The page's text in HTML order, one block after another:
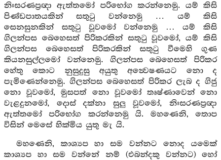
නිඃසරණප්‍රඥා ඇත්තමෝ පරිභෝග කරන්නෙමු. යම් කිසි
පිණ්ඩපාතයකින් සතුටු වන්නෙමු … යම් කිසි
සෙනසුනකින් සතුටු වූවමෝ වන්නෙමු … යම් කිසි
ගිලන්පස බෙහෙසත් පිරිකරකින් සතුටු වූවමෝ, යම් කිසි
ගිලන්පස බෙහෙසත් පිරිකරකින් සතුටු වීමෙහි ගුණ
කියනසුල්ලමෝ වන්නෙමු. ගිලන්පස බෙහෙසත් පිරිකර
හේතු කොට නුසුදුසු අයුතු අන්‍වෙෂණයට නො ද
පැමිණෙන්නෙමු. ගිලන්පස බෙහෙසත් පිරිකර ලැබ ද ගිජු
නො වූවමෝ, මුසපත් නො වූවමෝ තෘෂ්ණාවෙන් නො
වැළදුනමෝ, දොස් දක්නා සුලු වූවමෝ, නිඃසරණප්‍රඥා
ඇත්තමෝ පරිභෝග කරන්නෙමු යි. මහණෙනි, තොප
විසින් මෙසේ හික්මිය යුතු මැ යි.
මහණෙනි, කාශ්‍යප හා සම වන්නට නොද යමෙක්
කාශ්‍යප හා සම වන්නේ නම් (එබන්දකු වන්නට) හෝ